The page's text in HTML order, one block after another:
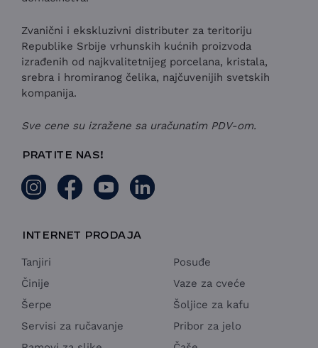
Zvanični i ekskluzivni distributer za teritoriju
Republike Srbije vrhunskih kućnih proizvoda
izrađenih od najkvalitetnijeg porcelana, kristala,
srebra i hromiranog čelika, najčuvenijih svetskih
kompanija.
Sve cene su izražene sa uračunatim PDV-om.
PRATITE NAS!
INTERNET PRODAJA
Tanjiri
Činije
Šerpe
Servisi za ručavanje
Posuđe
Vaze za cveće
Šoljice za kafu
Pribor za jelo